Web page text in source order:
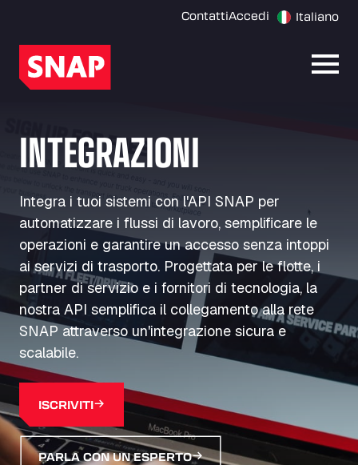
ContattiAccedi Italiano
INTEGRAZIONI
Integra i tuoi sistemi con l'API SNAP per
automatizzare i flussi di lavoro, semplificare le
operazioni e garantire un accesso senza intoppi
ai servizi di trasporto. Progettata per le flotte, i
partner di servizio e i fornitori di tecnologia, la
nostra API semplifica il collegamento alla rete
SNAP attraverso un'integrazione sicura e
scalabile.
ISCRIVITI
PARLA CON UN ESPERTO